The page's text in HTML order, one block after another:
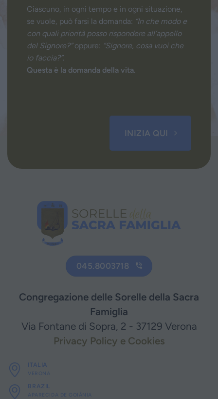
Ciascuno, in ogni tempo e in ogni situazione,
se vuole, può farsi la domanda: “In che modo e
con quali priorità posso rispondere all’appello
del Signore?”oppure: “Signore, cosa vuoi che
io faccia?”.
Questa è la domanda della vita.
INIZIA QUI
045.8003718
Congregazione delle Sorelle della Sacra
Famiglia
Via Fontane di Sopra, 2 - 37129 Verona
Privacy Policy e Cookies
ITALIA
VERONA
BRAZIL
APARECIDA DE GOIÂNIA